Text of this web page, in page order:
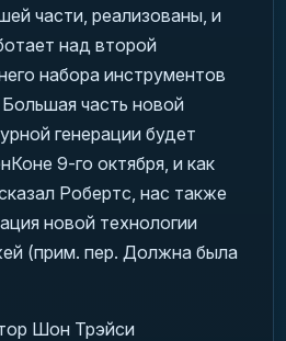
части, реализованы, и
над второй
набора инструментов
часть новой
генерации будет
9-го октября, и как
Робертс, нас также
новой технологии
(прим. пер. Должна была
Шон Трэйси